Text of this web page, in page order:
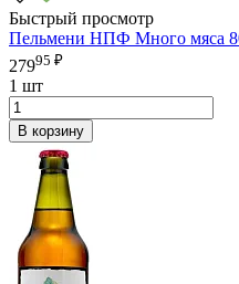
Быстрый просмотр
Пельмени НПФ Много мяса
27995 ₽
1 шт
В корзину